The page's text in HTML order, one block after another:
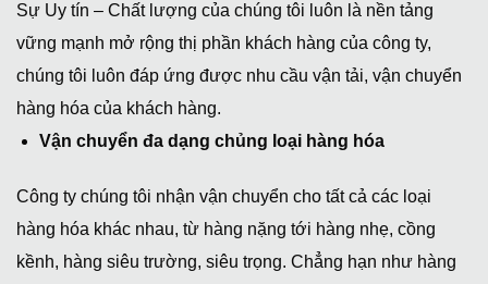
Sự Uy tín – Chất lượng của chúng tôi luôn là nền tảng
vững mạnh mở rộng thị phần khách hàng của công ty,
chúng tôi luôn đáp ứng được nhu cầu vận tải, vận chuyển
hàng hóa của khách hàng.
Vận chuyển đa dạng chủng loại hàng hóa
Công ty chúng tôi nhận vận chuyển cho tất cả các loại
hàng hóa khác nhau, từ hàng nặng tới hàng nhẹ, cồng
kềnh, hàng siêu trường, siêu trọng. Chẳng hạn như hàng